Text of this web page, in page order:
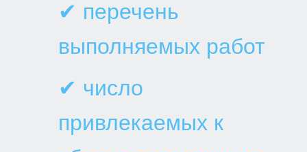
✔ перечень
выполняемых работ
✔ число
привлекаемых к